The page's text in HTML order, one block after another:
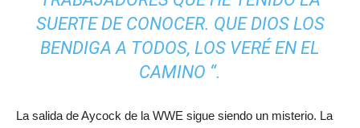
SUERTE DE CONOCER. QUE DIOS LOS
BENDIGA A TODOS, LOS VERÉ EN EL
CAMINO “.
La salida de Aycock de la WWE sigue siendo un misterio. La